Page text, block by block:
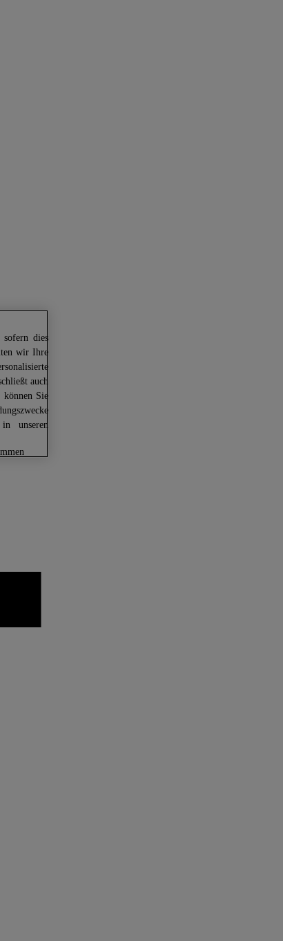
sofern dies
wir Ihre
auch
können Sie
unseren